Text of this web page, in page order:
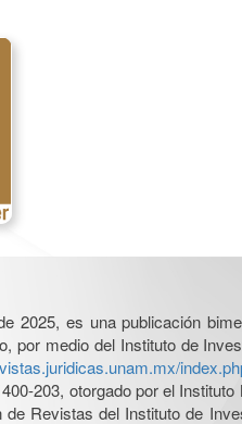
2025, es una publicación
por medio del Instituto de
203, otorgado por el
Revistas del Instituto de